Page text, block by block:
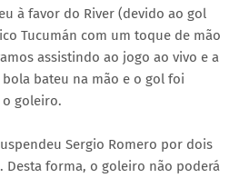
à favor do River (devido ao gol
Tucumán com um toque de mão
assistindo ao jogo ao vivo e a
bateu na mão e o gol foi
goleiro.
Sergio Romero por dois
Desta forma, o goleiro não poderá